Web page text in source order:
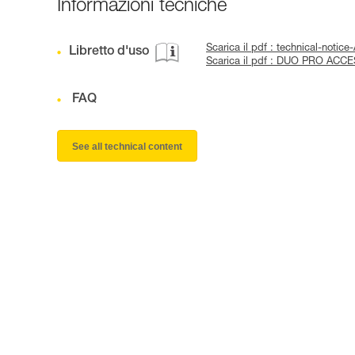
Informazioni tecniche
Libretto d'uso
Scarica il pdf : technical-
Scarica il pdf : DUO PRO
FAQ
See all technical content